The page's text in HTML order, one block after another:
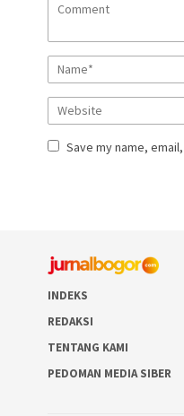
Save my name,
INDEKS
REDAKSI
TENTANG KAMI
PEDOMAN MEDIA SIBER